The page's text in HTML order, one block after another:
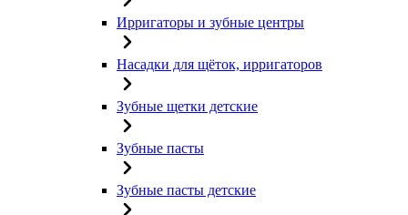
Ирригаторы и зубные центры
Насадки для щёток, ирригаторов
Зубные щетки детские
Зубные пасты
Зубные пасты детские